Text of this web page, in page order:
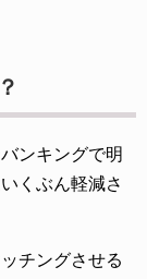
ンキングで明
くぶん軽減さ
チングさせる